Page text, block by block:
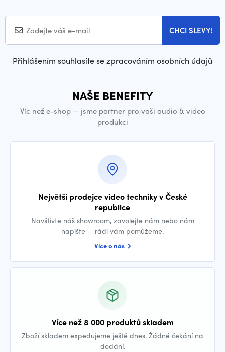
CHCI SLEVY!
Přihlášením souhlasíte se zpracováním osobních údajů
NAŠE BENEFITY
Víc než e-shop — jsme partner pro vaši audio & video
produkci
Největší prodejce video techniky v České
republice
Navštivte náš showroom, zavolejte nám nebo nám
napište — rádi vám pomůžeme.
Více o nás
Více než 8 000 produktů skladem
Zboží skladem expedujeme ještě dnes. Žádné čekání na
dodání.